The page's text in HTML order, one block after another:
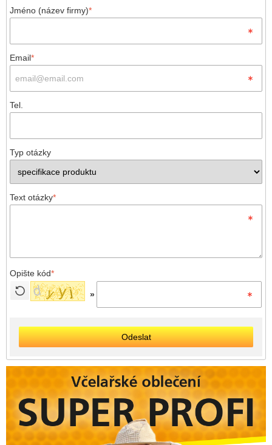
Jméno (název firmy)*
Email*
Tel.
Typ otázky
Text otázky*
Opište kód*
»
Odeslat